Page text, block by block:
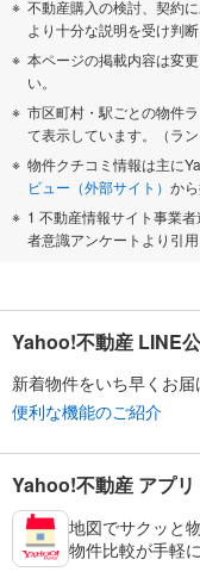
不動産購入の検討、契約
より十分な説明を受け判断
本ページの掲載内容は変
い。
市区町村・駅ごとの物件
て表示しています。（ラ
物件クチコミ情報は主に
ビュー（外部サイト） か
1 不動産情報サイト事業
者意識アンケートより引用
Yahoo!不動産 LINE
新着物件をいち早くお届
便利な機能のご紹介
Yahoo!不動産 アプリ
地図でサクッと
物件比較が手軽